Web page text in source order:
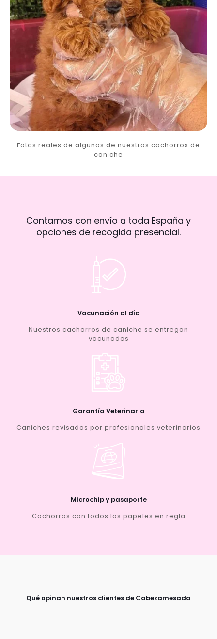
Fotos reales de algunos de nuestros cachorros de
caniche
Contamos con envío a toda España y
opciones de recogida presencial.
Vacunación al día
Nuestros cachorros de caniche se entregan
vacunados
Garantía Veterinaria
Caniches revisados por profesionales veterinarios
Microchip y pasaporte
Cachorros con todos los papeles en regla
Qué opinan nuestros clientes de Cabezamesada